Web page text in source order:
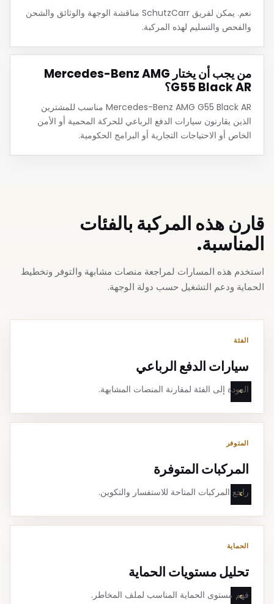
نعم. يمكن لفريق SchutzCarr مناقشة الوجهة والوثائق والشحن
والفحص والتسليم لهذه المركبة.
من يجب أن يختار Mercedes-Benz AMG
G55 Black AR؟
Mercedes-Benz AMG G55 Black AR مناسب للمشترين
الذين يقارنون سيارات الدفع الرباعي للحركة المحمية أو الأمن
الخاص أو الاحتياجات التجارية أو البرامج الحكومية.
قارن هذه المركبة بالفئات
المناسبة.
استخدم هذه المسارات لمراجعة منصات مشابهة والتوفر وتخطيط
الحماية ودعم التشغيل حسب دولة الوجهة.
الفئة
سيارات الدفع الرباعي
العودة إلى الفئة لمقارنة المنصات المشابهة.
المتوفر
المركبات المتوفرة
راجع المركبات المتاحة للاستفسار والتكوين.
الحماية
تحليل مستويات الحماية
فهم مستوى الحماية المناسب لملف المخاطر.